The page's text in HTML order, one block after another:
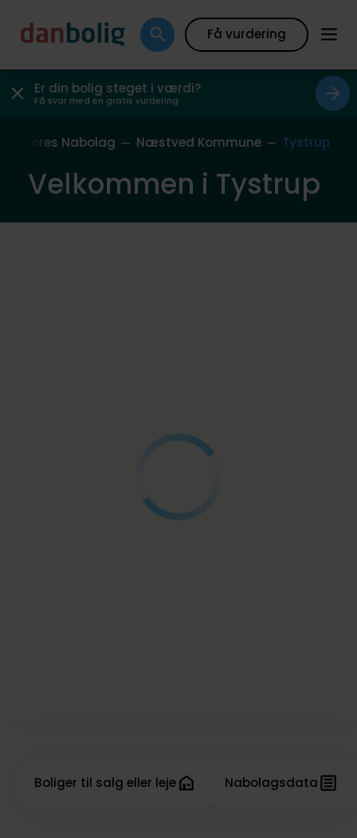
Få vurdering
Er din bolig steget i værdi?
Få svar med en gratis vurdering
Vores Nabolag Næstved Kommune Tystrup
Velkommen i Tystrup
Boliger til salg eller leje Nabolagsdata